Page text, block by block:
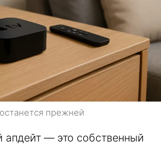
прежней
— это собственный